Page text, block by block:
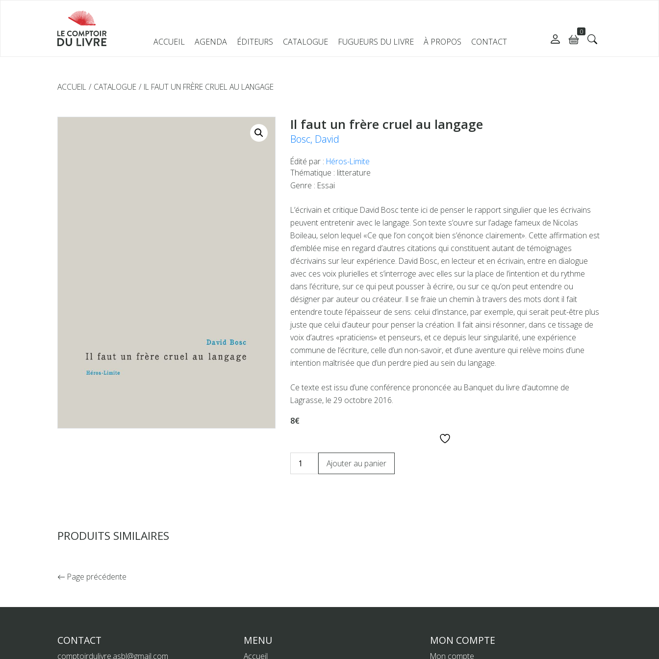
ACCUEIL AGENDA ÉDITEURS CATALOGUE FUGUEURS DU LIVRE À PROPOS CONTACT
0
ACCUEIL CATALOGUE IL FAUT UN FRÈRE CRUEL AU LANGAGE
Il faut un frère cruel au langage
Bosc, David
Édité par : Héros-Limite
Thématique : litterature
Genre : Essai
L’écrivain et critique David Bosc tente ici de penser le rapport singulier que les écrivains
peuvent entretenir avec le langage. Son texte s’ouvre sur l’adage fameux de Nicolas
Boileau, selon lequel «Ce que l’on conçoit bien s’énonce clairement». Cette affirmation est
d’emblée mise en regard d’autres citations qui constituent autant de témoignages
d’écrivains sur leur expérience. David Bosc, en lecteur et en écrivain, entre en dialogue
avec ces voix plurielles et s’interroge avec elles sur la place de l’intention et du rythme
dans l’écriture, sur ce qui peut pousser à écrire, ou sur ce qu’on peut entendre ou
désigner par auteur ou créateur. Il se fraie un chemin à travers des mots dont il fait
entendre toute l’épaisseur de sens: celui d’instance, par exemple, qui serait peut-être plus
juste que celui d’auteur pour penser la création. Il fait ainsi résonner, dans ce tissage de
voix d’autres «praticiens» et penseurs, et ce depuis leur singularité, une expérience
commune de l’écriture, celle d’un non-savoir, et d’une aventure qui relève moins d’une
intention maîtrisée que d’un perdre pied au sein du langage.
Ce texte est issu d’une conférence prononcée au Banquet du livre d’automne de
Lagrasse, le 29 octobre 2016.
8€
Ajouter au panier
PRODUITS SIMILAIRES
Page précédente
CONTACT
comptoirdulivre.asbl@gmail.com
MENU
Accueil
MON COMPTE
Mon compte